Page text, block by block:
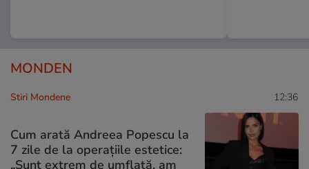
MONDEN
Stiri Mondene 12:36
Cum arată Andreea Popescu la
7 zile de la operațiile estetice:
„Sunt extrem de umflată, am